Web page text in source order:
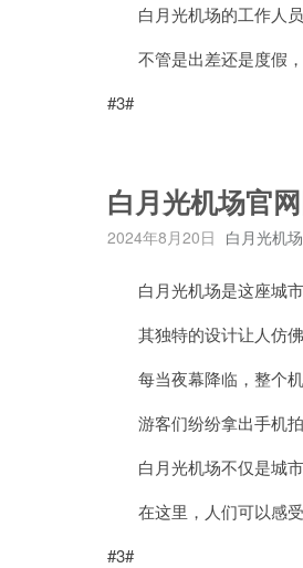
白月光机场的工作人员
不管是出差还是度假，
#3#
白月光机场官
2024年8月20日 白月光机场
白月光机场是这座城市
其独特的设计让人仿佛
每当夜幕降临，整个机
游客们纷纷拿出手机拍
白月光机场不仅是城市
在这里，人们可以感受
#3#